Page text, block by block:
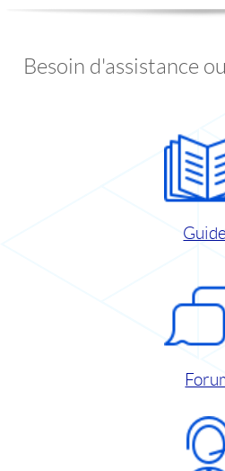
Besoin d'assistance